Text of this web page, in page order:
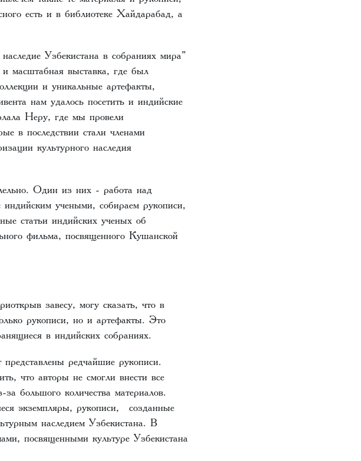
есть и в библиотеке Хайдарабад, а
Узбекистана в собраниях мира”
масштабная выставка, где был
и уникальные артефакты,
нам удалось посетить и индийские
Неру, где мы провели
в последствии стали членами
культурного наследия
Один из них - работа над
учеными, собираем рукописи,
статьи индийских ученых об
фильма, посвященного Кушанской
завесу, могу сказать, что в
рукописи, но и артефакты. Это
в индийских собраниях.
редчайшие рукописи.
что авторы не смогли внести все
большого количества материалов.
экземпляры, рукописи, созданные
наследием Узбекистана. В
посвященными культуре Узбекистана